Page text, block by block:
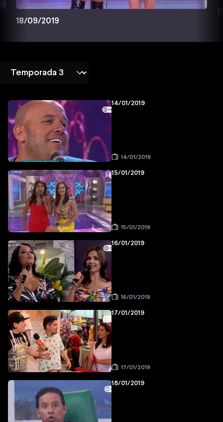
18/09/2019
14/01/2019
14/01/2019
15/01/2019
15/01/2019
16/01/2019
16/01/2019
17/01/2019
17/01/2019
18/01/2019